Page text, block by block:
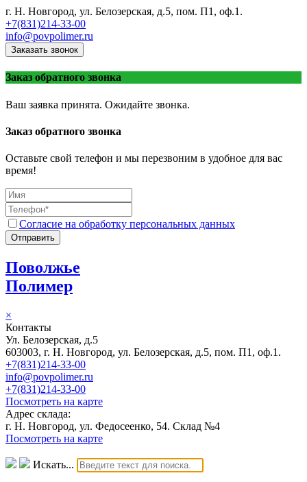
г. Н. Новгород, ул. Белозерская, д.5, пом. П1, оф.1.
+7(831)214-33-00
info@povpolimer.ru
Заказать звонок
Заказ обратного звонка
Ваш заявка принята. Ожидайте звонка.
Заказ обратного звонка
Оставьте свой телефон и мы перезвоним в удобное для вас
время!
Согласие на обработку персональных данных
Отправить
Поволжье
Полимер
×
Контакты
Ул. Белозерская, д.5
603003, г. Н. Новгород, ул. Белозерская, д.5, пом. П1, оф.1.
+7(831)214-33-00
info@povpolimer.ru
+7(831)214-33-00
Посмотреть на карте
Адрес склада:
г. Н. Новгород, ул. Федосеенко, 54. Склад №4
Посмотреть на карте
Искать...